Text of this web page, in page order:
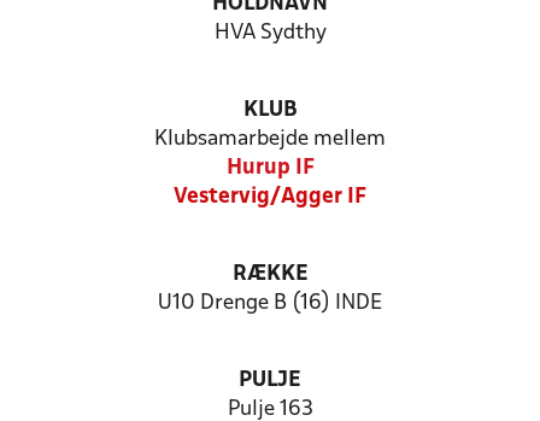
HOLDNAVN
HVA Sydthy
KLUB
Klubsamarbejde mellem
Hurup IF
Vestervig/Agger IF
RÆKKE
U10 Drenge B (16) INDE
PULJE
Pulje 163